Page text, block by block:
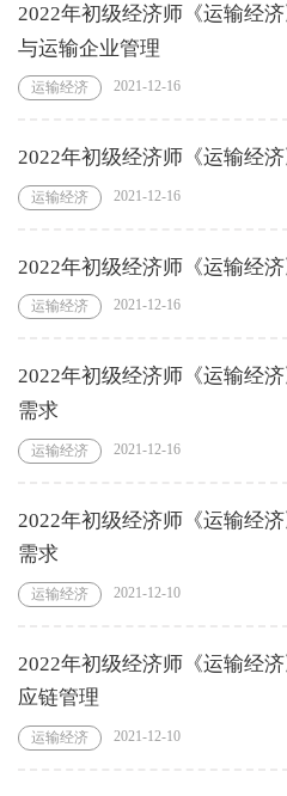
2022年初级经济师《运输经
与运输企业管理
运输经济 2021-12-16
2022年初级经济师《运输经
运输经济 2021-12-16
2022年初级经济师《运输经
运输经济 2021-12-16
2022年初级经济师《运输经
需求
运输经济 2021-12-16
2022年初级经济师《运输经
需求
运输经济 2021-12-10
2022年初级经济师《运输经
应链管理
运输经济 2021-12-10